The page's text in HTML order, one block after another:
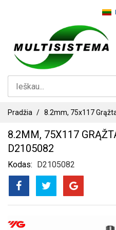
Pradžia 8.2mm, 75x117
8.2MM, 75X117
D2105082
Kodas D2105082
PEREITI